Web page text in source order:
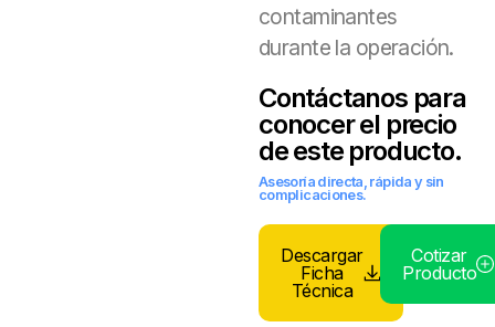
contaminantes
durante la operación.
Contáctanos para
conocer el precio
de este producto.
Asesoría directa, rápida y sin
complicaciones.
Descargar
Ficha
Técnica
Cotizar
Producto